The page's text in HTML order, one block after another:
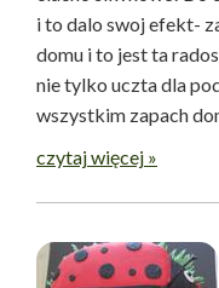
i to dalo swoj efekt-
domu i to jest ta
nie tylko uczta dla
wszystkim zapach
czytaj więcej »